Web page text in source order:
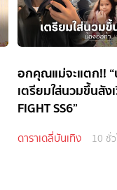
อกคุณแม่จะแตก!!
เตรียมใส่นวมขึ้นสัง
FIGHT SS6”
ดาราเดลี่บันเทิง 10 ชั่